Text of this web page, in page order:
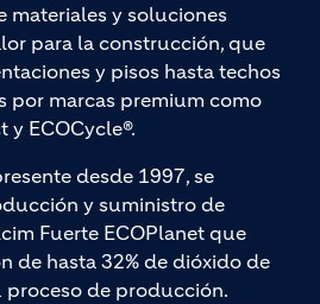
materiales y soluciones
para la construcción, que
y pisos hasta techos
por marcas premium como
y ECOCycle®.
desde 1997, se
y suministro de
Fuerte ECOPlanet que
de hasta 32% de dióxido de
proceso de producción.